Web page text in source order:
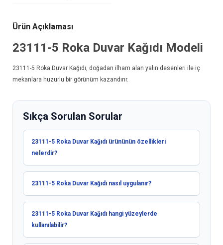
Ürün Açıklaması
23111-5 Roka Duvar Kağıdı Modeli
23111-5 Roka Duvar Kağıdı , doğadan ilham alan yalın desenleri ile iç
mekanlara huzurlu bir görünüm kazandırır.
Sıkça Sorulan Sorular
23111-5 Roka Duvar Kağıdı ürününün özellikleri
nelerdir?
23111-5 Roka Duvar Kağıdı nasıl uygulanır?
23111-5 Roka Duvar Kağıdı hangi yüzeylerde
kullanılabilir?